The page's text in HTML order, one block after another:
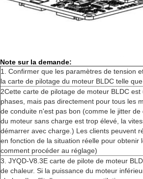
Note sur la demande:
1. Confirmer que les paramètres de tension
la carte de pilotage du moteur BLDC telle que
2Cette carte de pilotage de moteur BLDC
phases, mais pas directement pour tous les
de conduite n'est pas bon (comme le jitter
du moteur sans charge est trop élevé, la
démarrer avec charge.) Les clients peuvent
en fonction de la situation réelle pour
comment procéder au réglage)
3. JYQD-V8.3E carte de pilote de moteur
de chaleur. Si la puissance du moteur